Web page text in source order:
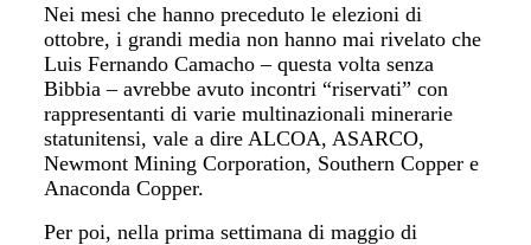
Nei mesi che hanno preceduto le elezioni di
ottobre, i grandi media non hanno mai rivelato che
Luis Fernando Camacho – questa volta senza
Bibbia – avrebbe avuto incontri “riservati” con
rappresentanti di varie multinazionali minerarie
statunitensi, vale a dire ALCOA, ASARCO,
Newmont Mining Corporation, Southern Copper e
Anaconda Copper.
Per poi, nella prima settimana di maggio di